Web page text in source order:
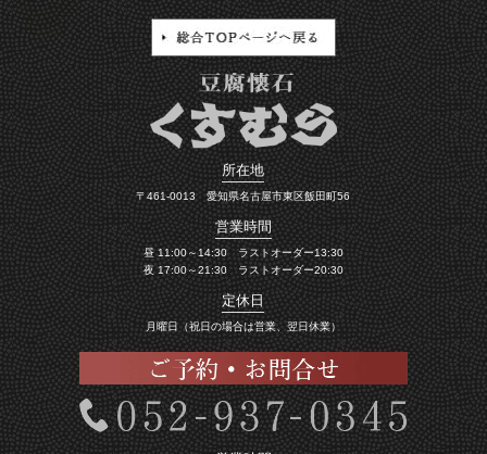
所在地
〒461-0013 愛知県名古屋市東区飯田町56
営業時間
昼 11:00～14:30 ラストオーダー13:30
夜 17:00～21:30 ラストオーダー20:30
定休日
月曜日（祝日の場合は営業、翌日休業）